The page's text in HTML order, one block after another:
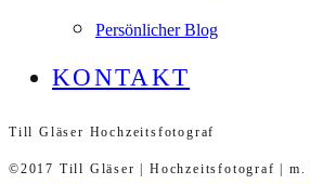
Persönlicher Blog
KONTAKT
Till Gläser Hochzeitsfotograf
©2017 Till Gläser | Hochzeitsfotograf | m.